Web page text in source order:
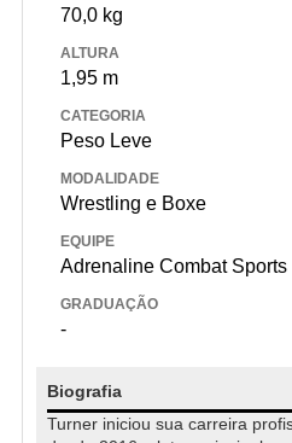
70,0 kg
ALTURA
1,95 m
CATEGORIA
Peso Leve
MODALIDADE
Wrestling e Boxe
EQUIPE
Adrenaline Combat Sports
GRADUAÇÃO
-
Biografia
Turner iniciou sua carreira